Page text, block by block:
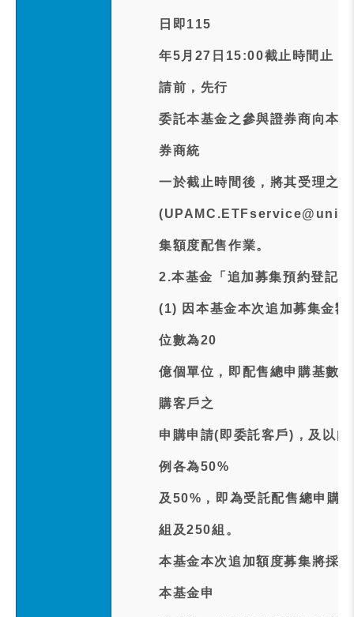
日即115
年5月27日15:00截止時間止，
請前，先行
委託本基金之參與證券商向本
券商統
一於截止時間後，將其受理之
(UPAMC.ETFservice@uni-
集額度配售作業。
2.本基金「追加募集預約登記
(1) 因本基金本次追加募集金
位數為20
億個單位，即配售總申購基數
購客戶之
申購申請(即委託客戶)，及以
例各為50%
及50%，即為受託配售總申購
組及250組。
本基金本次追加額度募集將採
本基金申